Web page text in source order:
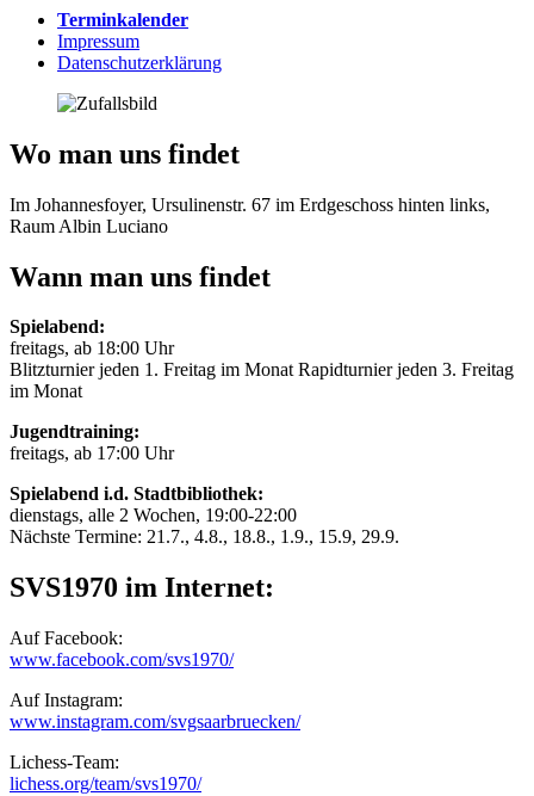
Terminkalender
Impressum
Datenschutzerklärung
Wo man uns findet
Im Johannesfoyer, Ursulinenstr. 67 im Erdgeschoss hinten links,
Raum Albin Luciano
Wann man uns findet
Spielabend:
freitags, ab 18:00 Uhr
Blitzturnier jeden 1. Freitag im Monat Rapidturnier jeden 3. Freitag
im Monat
Jugendtraining:
freitags, ab 17:00 Uhr
Spielabend i.d. Stadtbibliothek:
dienstags, alle 2 Wochen, 19:00-22:00
Nächste Termine: 21.7., 4.8., 18.8., 1.9., 15.9, 29.9.
SVS1970 im Internet:
Auf Facebook:
www.facebook.com/svs1970/
Auf Instagram:
www.instagram.com/svgsaarbruecken/
Lichess-Team:
lichess.org/team/svs1970/